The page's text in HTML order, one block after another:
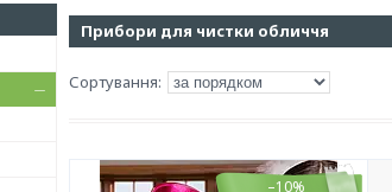
Прибори для чистки обличчя
–10%